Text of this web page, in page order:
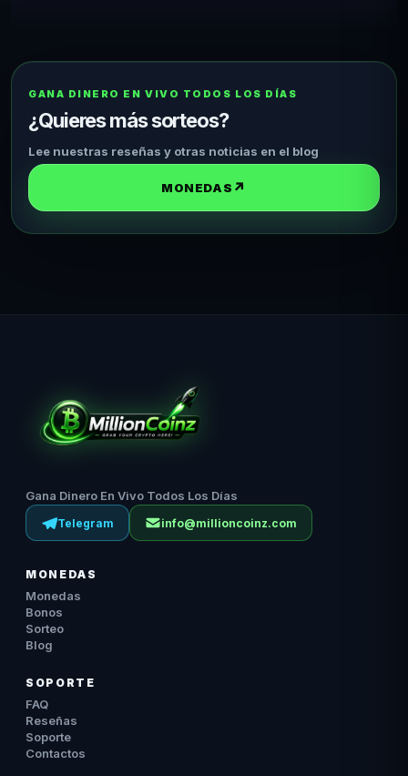
GANA DINERO EN VIVO TODOS LOS DÍAS
¿Quieres más sorteos?
Lee nuestras reseñas y otras noticias en el blog
MONEDAS ↗
Gana Dinero En Vivo Todos Los Días
Telegram info@millioncoinz.com
MONEDAS
Monedas
Bonos
Sorteo
Blog
SOPORTE
FAQ
Reseñas
Soporte
Contactos